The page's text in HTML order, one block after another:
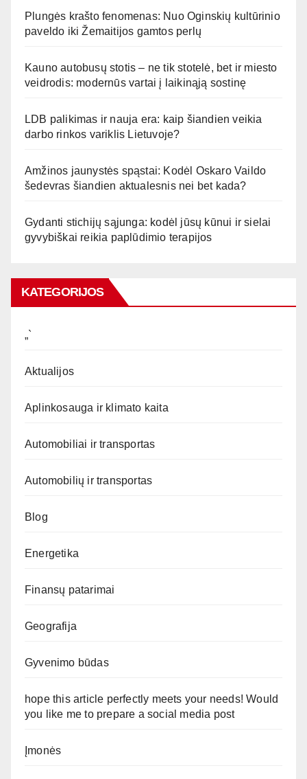
Plungės krašto fenomenas: Nuo Oginskių kultūrinio
paveldo iki Žemaitijos gamtos perlų
Kauno autobusų stotis – ne tik stotelė, bet ir miesto
veidrodis: modernūs vartai į laikinąją sostinę
LDB palikimas ir nauja era: kaip šiandien veikia
darbo rinkos variklis Lietuvoje?
Amžinos jaunystės spąstai: Kodėl Oskaro Vaildo
šedevras šiandien aktualesnis nei bet kada?
Gydanti stichijų sąjunga: kodėl jūsų kūnui ir sielai
gyvybiškai reikia paplūdimio terapijos
KATEGORIJOS
„`
Aktualijos
Aplinkosauga ir klimato kaita
Automobiliai ir transportas
Automobilių ir transportas
Blog
Energetika
Finansų patarimai
Geografija
Gyvenimo būdas
hope this article perfectly meets your needs! Would
you like me to prepare a social media post
Įmonės